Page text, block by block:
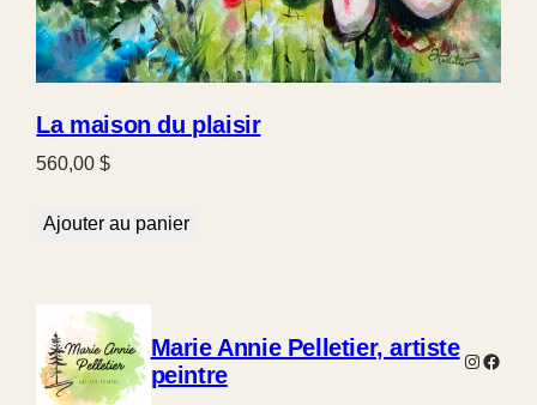
La maison du plaisir
560,00$
Ajouter au panier
Marie Annie Pelletier, artiste
peintre